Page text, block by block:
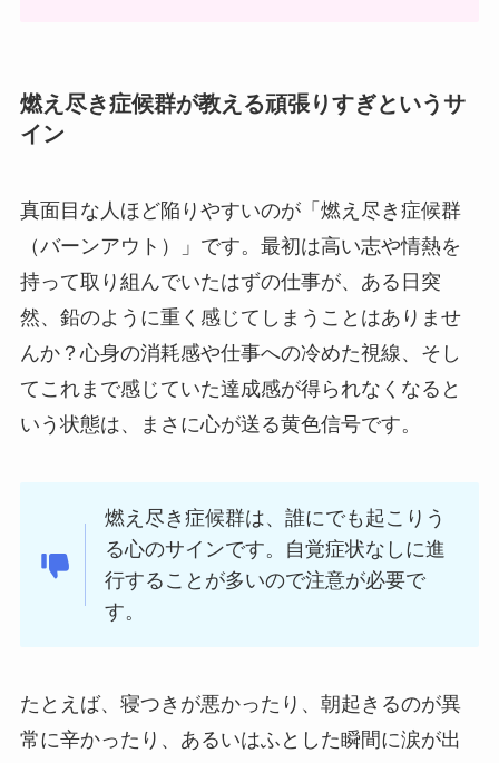
燃え尽き症候群が教える頑張りすぎというサ
イン
真面目な人ほど陥りやすいのが「燃え尽き症候群
（バーンアウト）」です。最初は高い志や情熱を
持って取り組んでいたはずの仕事が、ある日突
然、鉛のように重く感じてしまうことはありませ
んか？心身の消耗感や仕事への冷めた視線、そし
てこれまで感じていた達成感が得られなくなると
いう状態は、まさに心が送る黄色信号です。
燃え尽き症候群は、誰にでも起こりう
る心のサインです。自覚症状なしに進
行することが多いので注意が必要で
す。
たとえば、寝つきが悪かったり、朝起きるのが異
常に辛かったり、あるいはふとした瞬間に涙が出